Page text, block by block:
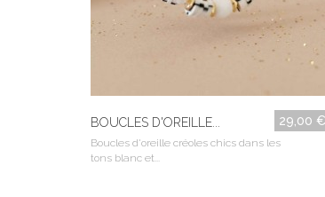
BOUCLES D'OREILLE... 29,00 €
Boucles d'oreille créoles chics dans les
tons blanc et...